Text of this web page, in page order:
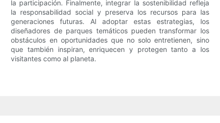
la participación. Finalmente, integrar la sostenibilidad refleja
la responsabilidad social y preserva los recursos para las
generaciones futuras. Al adoptar estas estrategias, los
diseñadores de parques temáticos pueden transformar los
obstáculos en oportunidades que no solo entretienen, sino
que también inspiran, enriquecen y protegen tanto a los
visitantes como al planeta.